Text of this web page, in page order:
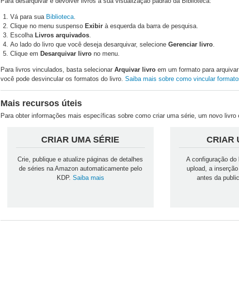
Vá para sua Biblioteca.
Clique no menu suspenso Exibir à esquerda da barra de pesquisa.
Escolha Livros arquivados.
Ao lado do livro que você deseja desarquivar, selecione Gerenciar livro.
Clique em Desarquivar livro no menu.
Para livros vinculados, basta selecionar Arquivar livro em um formato para
você pode desvincular os formatos do livro. Saiba mais sobre como vincular
Mais recursos úteis
Para obter informações mais específicas sobre como criar uma série, um novo
CRIAR UMA SÉRIE
Crie, publique e atualize páginas de detalhes
de séries na Amazon automaticamente pelo
KDP. Saiba mais
CRIAR
A configuração
upload, a
antes da